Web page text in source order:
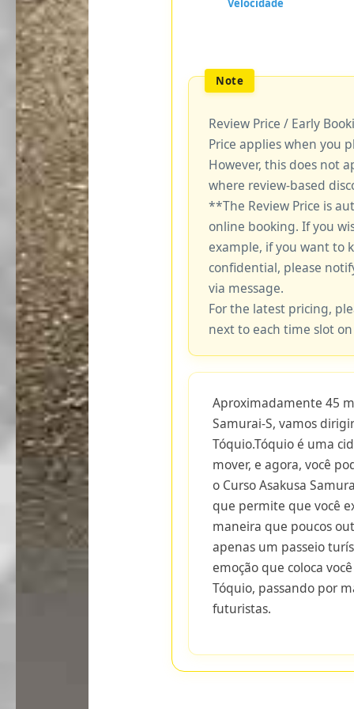
Review Price / Early
Price applies when you
However, this does not
where review-based
**The Review Price is
online booking. If you
example, if you want to
confidential, please
via message.
For the latest pricing,
next to each time slot
Aproximadamente 45
Samurai-S, vamos
Tóquio.Tóquio é uma
mover, e agora, você
o Curso Asakusa
que permite que você
maneira que poucos
apenas um passeio
emoção que coloca
Tóquio, passando por
futuristas.